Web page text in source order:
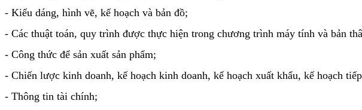
- Kiểu dáng, hình vẽ, kế hoạch và bản đồ;
- Các thuật toán, quy trình được thực hiện trong chương trình máy tính và bản
- Công thức để sản xuất sản phẩm;
- Chiến lược kinh doanh, kế hoạch kinh doanh, kế hoạch xuất khẩu, kế hoạch
- Thông tin tài chính;